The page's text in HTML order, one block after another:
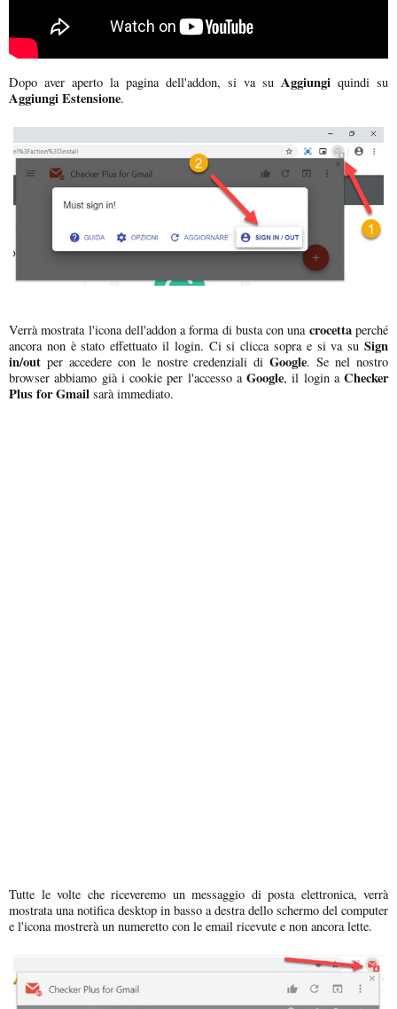
Dopo aver aperto la pagina dell'addon, si va su Aggiungi quindi su
Aggiungi Estensione.
Verrà mostrata l'icona dell'addon a forma di busta con unacrocettaperché
ancora non è stato effettuato il login. Ci si clicca sopra e si va su Sign
in/out per accedere con le nostre credenziali diGoogle. Se nel nostro
browser abbiamo già i cookie per l'accesso a Google, il login a Checker
Plus for Gmail sarà immediato.
Tutte le volte che riceveremo un messaggio di posta elettronica, verrà
mostrata una notifica desktop in basso a destra dello schermo del computer
e l'icona mostrerà un numeretto con le email ricevute e non ancora lette.